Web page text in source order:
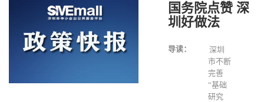
国务院点赞 深
圳好做法
导读：
深圳
市不断
完善
“基础
研究